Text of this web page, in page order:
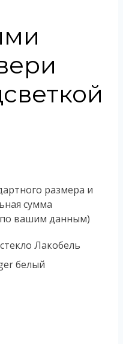
размера и
сумма
по вашим данным)
Лакобель
белый